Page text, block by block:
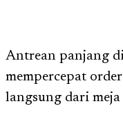
Antrean panjang
mempercepat
langsung dari